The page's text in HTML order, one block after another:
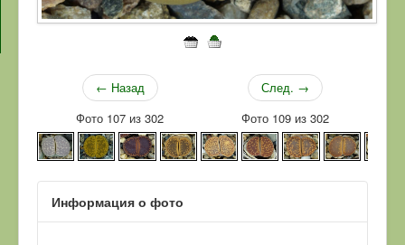
← Назад
Фото 107 из 302
След. →
Фото 109 из 302
Информация о фото